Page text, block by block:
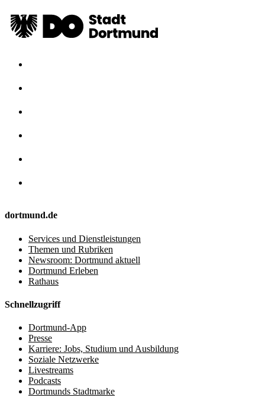
dortmund.de
Services und Dienstleistungen
Themen und Rubriken
Newsroom: Dortmund aktuell
Dortmund Erleben
Rathaus
Schnellzugriff
Dortmund-App
Presse
Karriere: Jobs, Studium und Ausbildung
Soziale Netzwerke
Livestreams
Podcasts
Dortmunds Stadtmarke